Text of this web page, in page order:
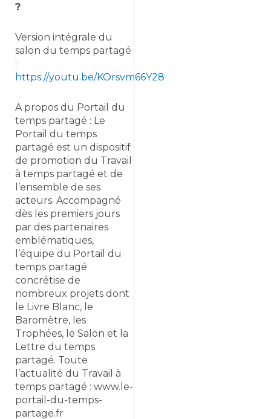
?
Version intégrale du
salon du temps partagé
:
https://youtu.be/KOrsvm66Y28
A propos du Portail du
temps partagé : Le
Portail du temps
partagé est un dispositif
de promotion du Travail
à temps partagé et de
l’ensemble de ses
acteurs. Accompagné
dès les premiers jours
par des partenaires
emblématiques,
l’équipe du Portail du
temps partagé
concrétise de
nombreux projets dont
le Livre Blanc, le
Baromètre, les
Trophées, le Salon et la
Lettre du temps
partagé. Toute
l’actualité du Travail à
temps partagé : www.le-
portail-du-temps-
partage.fr